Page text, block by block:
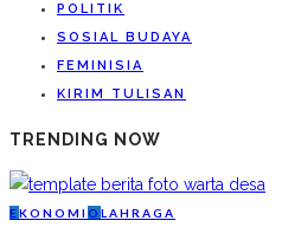
POLITIK
SOSIAL BUDAYA
FEMINISIA
KIRIM TULISAN
TRENDING NOW
EKONOMI O LAHRAGA